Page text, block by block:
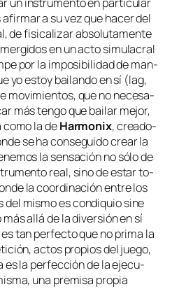
a su vez que ha­cer del
de fi­si­ca­li­zar ab­so­lu­ta­men­te
en un ac­to si­mu­la­cral
por la im­po­si­bi­li­dad de man­
yo es­toy bai­lan­do en sí (lag,
mo­vi­mien­tos, que no ne­ce­sa­
más ten­go quebai­larme­jor,
co­mo la deHarmonix, crea­do­
se ha con­se­gui­do crear la
la sen­sa­ción no só­lo de
real, sino de es­tar to­
la coor­di­na­ción en­tre los
del mis­mo escon­di­quio si­ne
allá de la di­ver­sión en sí
tan per­fec­to que no pri­ma la
ac­tos pro­pios del jue­go,
es la per­fec­ción de la eje­cu­
una pre­mi­sa pro­pia